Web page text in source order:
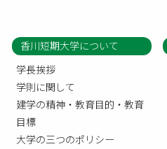
香川短期大学について
学長挨拶
学則に関して
建学の精神・教育目的・教育
目標
大学の三つのポリシー